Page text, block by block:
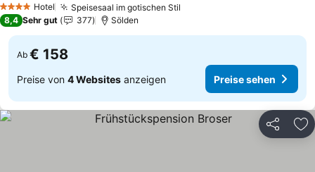
4 Sterne Hotel Speisesaal im gotischen Stil
8,4 Sehr gut 377 Sölden
Ab € 158
Preise von 4 Websites anzeigen Preise sehen
Teilen